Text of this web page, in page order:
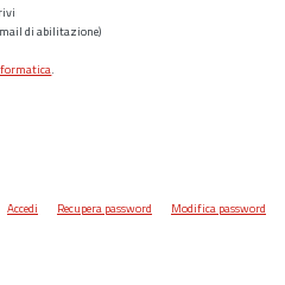
di abilitazione)
.
Accedi Recupera password Modifica password